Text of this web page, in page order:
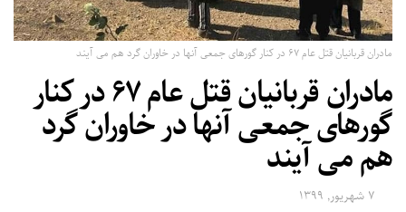
مادران قربانیان قتل عام ۶۷ در کنار گورهای جمعی آنها در خاوران گرد هم می آیند
مادران قربانیان قتل عام ۶۷ در کنار
گورهای جمعی آنها در خاوران گرد
هم می آیند
۷ شهریور, ۱۳۹۹